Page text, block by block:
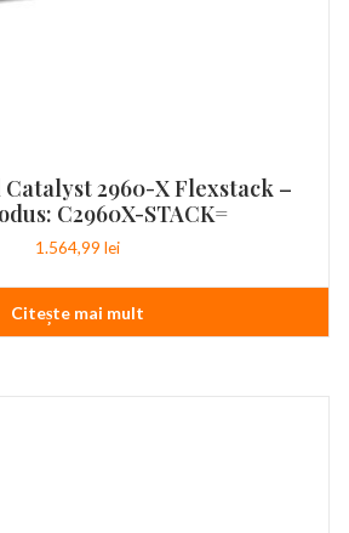
2960-X Flexstack –
C2960X-STACK=
1.564,99 lei
Citește mai mult